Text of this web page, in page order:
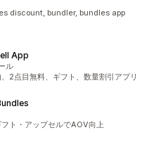
discount, bundler, bundles app
App
ル
2点目無料、ギフト、数量割引アプリ
ト・アップセルでAOV向上